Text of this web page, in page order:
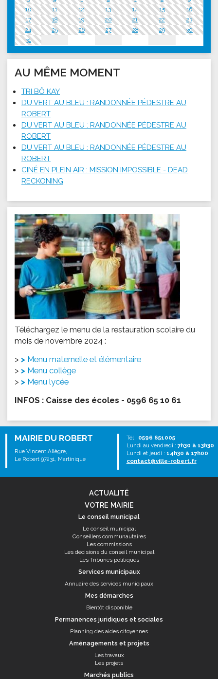
10
11 12 13 14 15
16
17
18 19 20 21 22
23
24
25 26 27 28 29
30
31
AU MÊME MOMENT
TRI BÔ KAY
DU VERT AU BLEU : RANDONNÉE PÉDESTRE AU
ROBERT
DU VERT AU BLEU : RANDONNÉE PÉDESTRE AU
ROBERT
DU VERT AU BLEU : RANDONNÉE PÉDESTRE AU
ROBERT
CINÉ EN PLEIN AIR : MISSION IMPOSSIBLE - DEAD
RECKONING
Téléchargez le menu de la restauration scolaire du
mois de novembre 2024 :
>
Menu maternelle et élémentaire
>
Menu collège
>
Menu lycée
INFOS : Caisse des écoles - 0596 65 10 61
MAIRIE DU ROBERT
Rue Vincent Allègre,
Le Robert 97231, Martinique
Tél : 0596 651005
Lundi au vendredi : 7h30 à 13h30
Lundi et jeudi : 14h30 à 17h00
contact@ville-robert.fr
ACTUALITÉ
VOTRE MAIRIE
Le conseil municipal
Le conseil municipal
Conseillers communautaires
Les commissions
Les décisions du conseil municipal
Les Tribunes politiques
Services municipaux
Annuaire des services municipaux
Mes démarches
Bientôt disponible
Permanences juridiques et sociales
Planning des aides citoyennes
Aménagements et projets
Les travaux
Les projets
Marchés publics